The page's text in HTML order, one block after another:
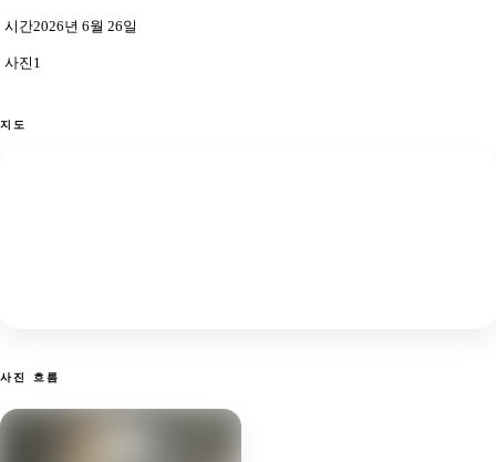
시간2026년 6월 26일
사진 1
지도
사진 흐름